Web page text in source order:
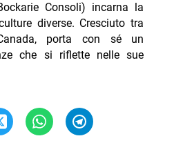
Consoli) incarna la
diverse. Cresciuto tra
porta con sé un
che si riflette nelle sue